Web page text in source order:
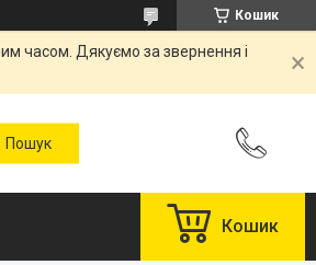
Кошик
часом. Дякуємо за звернення і
Кошик